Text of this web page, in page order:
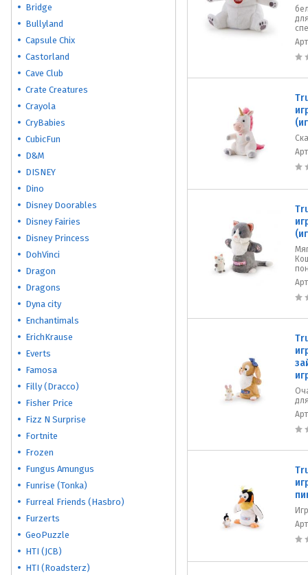
Bridge
Bullyland
Capsule Chix
Castorland
Cave Club
Crate Creatures
Crayola
CryBabies
CubicFun
D&M
DISNEY
Dino
Disney Doorables
Disney Fairies
Disney Princess
DohVinci
Dragon
Dragons
Dyna city
Enchantimals
ErichKrause
Everts
Famosa
Filly (Dracco)
Fisher Price
Fizz N Surprise
Fortnite
Frozen
Fungus Amungus
Funrise (Tonka)
Furreal Friends (Hasbro)
Furzerts
GeoPuzzle
HTI (JCB)
HTI (Roadsterz)